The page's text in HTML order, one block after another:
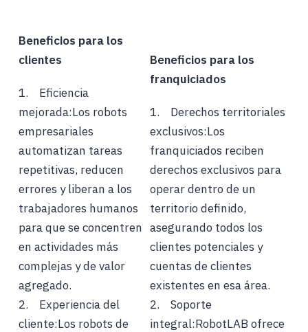
Beneficios para los
clientes
1. Eficiencia
mejorada:Los robots
empresariales
automatizan tareas
repetitivas, reducen
errores y liberan a los
trabajadores humanos
para que se concentren
en actividades más
complejas y de valor
agregado.
2. Experiencia del
cliente:Los robots de
Beneficios para los
franquiciados
1. Derechos territoriales
exclusivos:Los
franquiciados reciben
derechos exclusivos para
operar dentro de un
territorio definido,
asegurando todos los
clientes potenciales y
cuentas de clientes
existentes en esa área.
2. Soporte
integral:RobotLAB ofrece